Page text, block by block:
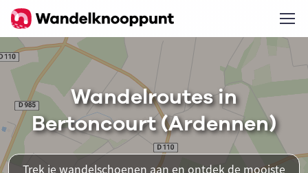
Wandelroutes in
Bertoncourt (Ardennen)
Trek je wandelschoenen aan en ontdek de mooiste